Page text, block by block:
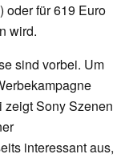
oder für 619 Euro
wird.
sind vorbei. Um
zeigt Sony Szenen
interessant aus,